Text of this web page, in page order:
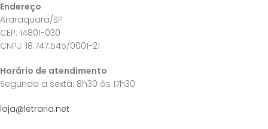
Endereço
Araraquara/SP
CEP: 14801-030
CNPJ: 18.747.545/0001-21
Horário de atendimento
Segunda a sexta: 8h30 às 17h30
loja@letraria.net